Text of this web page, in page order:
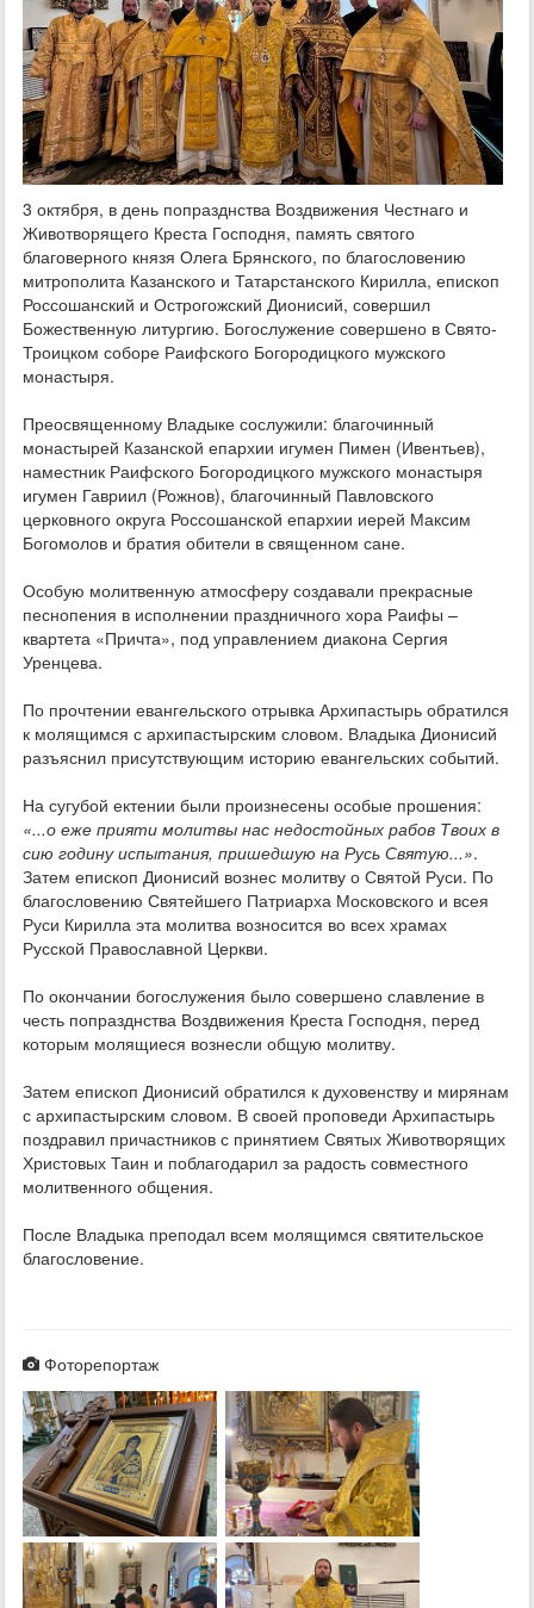
3 октября, в день попразднства Воздвижения Честнаго и
Животворящего Креста Господня, память святого
благоверного князя Олега Брянского, по благословению
митрополита Казанского и Татарстанского Кирилла, епископ
Россошанский и Острогожский Дионисий, совершил
Божественную литургию. Богослужение совершено в Свято-
Троицком соборе Раифского Богородицкого мужского
монастыря.
Преосвященному Владыке сослужили: благочинный
монастырей Казанской епархии игумен Пимен (Ивентьев),
наместник Раифского Богородицкого мужского монастыря
игумен Гавриил (Рожнов), благочинный Павловского
церковного округа Россошанской епархии иерей Максим
Богомолов и братия обители в священном сане.
Особую молитвенную атмосферу создавали прекрасные
песнопения в исполнении праздничного хора Раифы –
квартета «Причта», под управлением диакона Сергия
Уренцева.
По прочтении евангельского отрывка Архипастырь обратился
к молящимся с архипастырским словом. Владыка Дионисий
разъяснил присутствующим историю евангельских событий.
На сугубой ектении были произнесены особые прошения:
«...о еже прияти молитвы нас недостойных рабов Твоих в
сию годину испытания, пришедшую на Русь Святую...».
Затем епископ Дионисий вознес молитву о Святой Руси. По
благословению Святейшего Патриарха Московского и всея
Руси Кирилла эта молитва возносится во всех храмах
Русской Православной Церкви.
По окончании богослужения было совершено славление в
честь попразднства Воздвижения Креста Господня, перед
которым молящиеся вознесли общую молитву.
Затем епископ Дионисий обратился к духовенству и мирянам
с архипастырским словом. В своей проповеди Архипастырь
поздравил причастников с принятием Святых Животворящих
Христовых Таин и поблагодарил за радость совместного
молитвенного общения.
После Владыка преподал всем молящимся святительское
благословение.
Фоторепортаж